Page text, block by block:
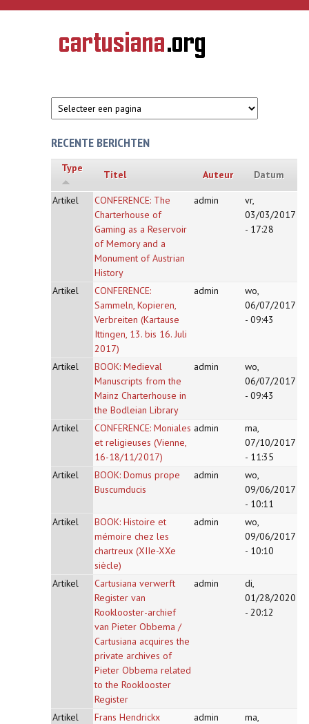
Overslaan en naar de inhoud gaan
CARTUSIANA
Geschiedenis
van de
RECENTE BERICHTEN
Type
Titel Auteur Datum
Artikel
CONFERENCE: The
Charterhouse of
Gaming as a Reservoir
of Memory and a
Monument of Austrian
History
admin
vr,
03/03/2017
- 17:28
Artikel
CONFERENCE:
Sammeln, Kopieren,
Verbreiten (Kartause
Ittingen, 13. bis 16. Juli
2017)
admin
wo,
06/07/2017
- 09:43
Artikel
BOOK: Medieval
Manuscripts from the
Mainz Charterhouse in
the Bodleian Library
admin
wo,
06/07/2017
- 09:43
Artikel
CONFERENCE: Moniales
et religieuses (Vienne,
16-18/11/2017)
admin
ma,
07/10/2017
- 11:35
Artikel
BOOK: Domus prope
Buscumducis
admin
wo,
09/06/2017
- 10:11
Artikel
BOOK: Histoire et
mémoire chez les
chartreux (XIIe-XXe
siècle)
admin
wo,
09/06/2017
- 10:10
Artikel
Cartusiana verwerft
Register van
Rooklooster-archief
van Pieter Obbema /
Cartusiana acquires the
private archives of
Pieter Obbema related
to the Rooklooster
Register
admin
di,
01/28/2020
- 20:12
Artikel
Frans Hendrickx
admin
ma,